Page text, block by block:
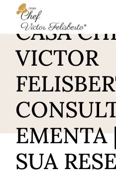
CASA
VICTOR
EMENTA
SUA